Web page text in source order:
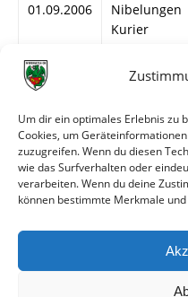
Um dir ein optimales Erlebnis zu
Cookies, um
zuzugreifen. Wenn du diesen
wie das Surfverhalten oder
verarbeiten. Wenn du deine
können bestimmte Merkmale
01.09.2006
Nibelungen
Kurier
Zeitung
31.08.2006
Rhein-
Neckar-Web
31.08.2006
Mannheimer